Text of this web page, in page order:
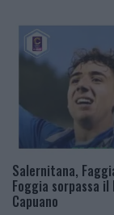
Salernitana,
Foggia sorpassa
Capuano